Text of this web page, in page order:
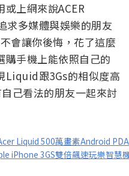
上網來說ACER
求多媒體與娛樂的朋友
會讓你後悔，花了這麼
購手機上能依照自己的
Liquid跟3Gs的相似度高
己看法的朋友一起來討